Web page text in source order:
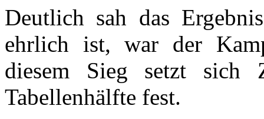
Deutlich sah das
ehrlich ist, war der
diesem Sieg setzt
Tabellenhälfte fest.